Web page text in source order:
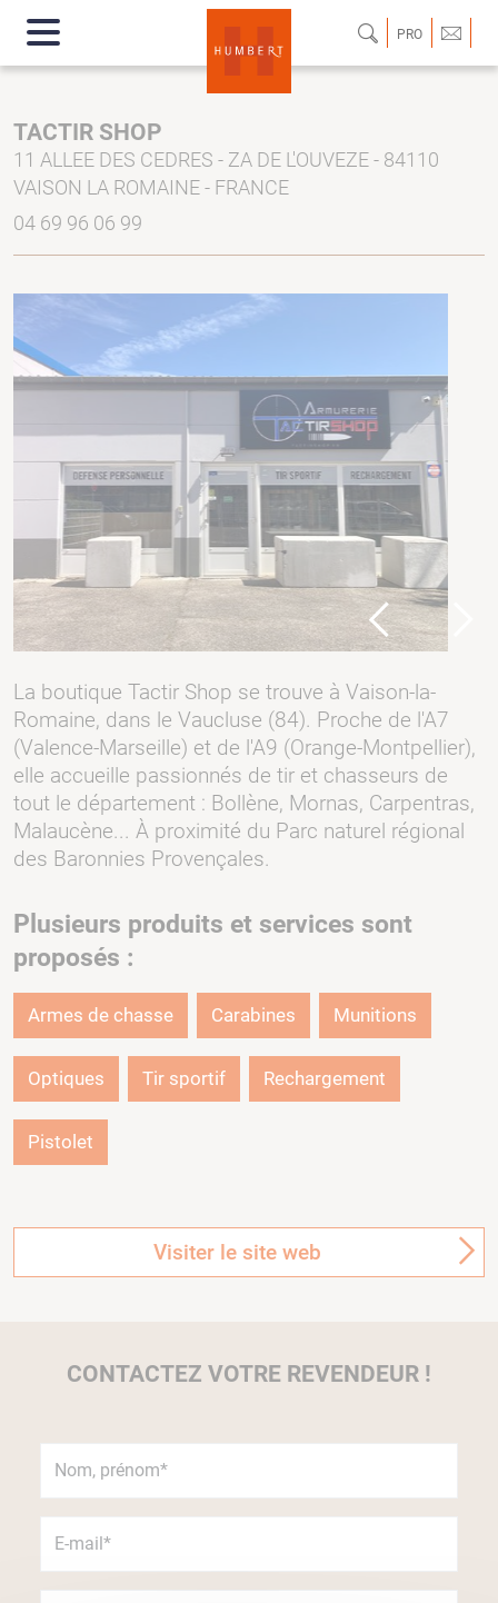
PRO
TACTIR SHOP
11 ALLEE DES CEDRES - ZA DE L'OUVEZE - 84110
VAISON LA ROMAINE - FRANCE
04 69 96 06 99
Previous
La boutique Tactir Shop se trouve à Vaison-la-
Romaine, dans le Vaucluse (84). Proche de l'A7
(Valence-Marseille) et de l'A9 (Orange-Montpellier),
elle accueille passionnés de tir et chasseurs de
tout le département : Bollène, Mornas, Carpentras,
Malaucène... À proximité du Parc naturel régional
des Baronnies Provençales.
Plusieurs produits et services sont
proposés :
Armes de chasse Carabines Munitions
Optiques Tir sportif Rechargement
Pistolet
Visiter le site web
CONTACTEZ VOTRE REVENDEUR !